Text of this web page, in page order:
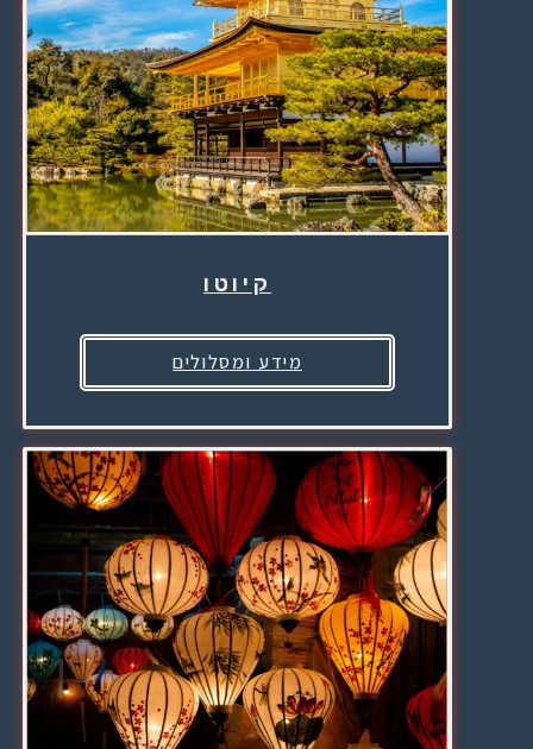
קיוטו
מידע ומסלולים